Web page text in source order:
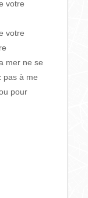
votre
votre
mer ne se
pas à me
pour